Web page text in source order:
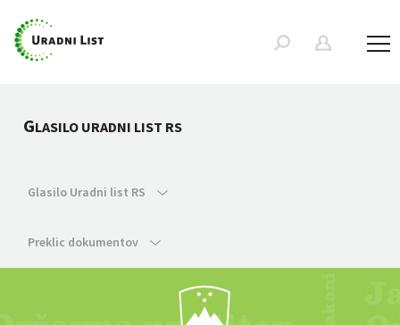
GLASILO URADNI LIST RS
Glasilo Uradni list RS
Preklic dokumentov